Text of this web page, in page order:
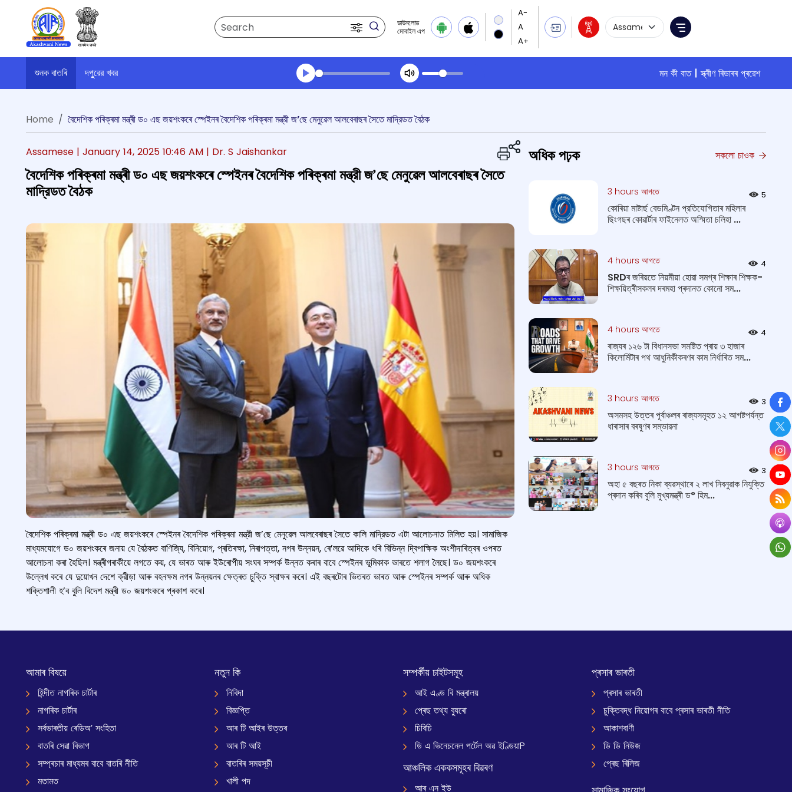
Search
ডাউনলোড
মোবাইল এপ
Language Selection
Menu
শুনক বাতৰি দপুুরের খবর মন কী বাত
স্ক্ৰীণ ৰিডাৰৰ প্ৰৱেশ
Transcript summary
Home
বৈদেশিক পৰিক্ৰমা মন্ত্ৰী ড০ এছ জয়শংকৰে স্পেইনৰ বৈদেশিক পৰিক্ৰমা মন্ত্রী জ’ছে মেনুৱেল আলবেৰাছৰ সৈতে মাদ্রিডত বৈঠক
Assamese | January 14, 2025 10:46 AM | Dr. S Jaishankar
বৈদেশিক পৰিক্ৰমা মন্ত্ৰী ড০ এছ জয়শংকৰে স্পেইনৰ বৈদেশিক পৰিক্ৰমা মন্ত্রী জ’ছে মেনুৱেল আলবেৰাছৰ সৈতে
মাদ্রিডত বৈঠক
বৈদেশিক পৰিক্ৰমা মন্ত্ৰী ড০ এছ জয়শংকৰে স্পেইনৰ বৈদেশিক পৰিক্ৰমা মন্ত্রী জ’ছে মেনুৱেল আলবেৰাছৰ সৈতে কালি মাদ্রিডত এটা আলোচনাত মিলিত হয়। সামাজিক
মাধ্যমযোগে ড০ জয়শংকৰে জনায় যে বৈঠকত বাণিজ্যি, বিনিয়োগ, প্ৰতিৰক্ষা, নিৰাপত্তা, নগৰ উন্নয়ন, ৰে’লৱে আদিকে ধৰি বিভিন্ন দ্বিপাক্ষিক অংশীদাৰিত্বৰ ওপৰত
আলোচনা কৰা হৈছিল। মন্ত্ৰীগৰাকীয়ে লগতে কয়, যে ভাৰত আৰু ইউৰোপীয় সংঘৰ সম্পর্ক উন্নত কৰাৰ বাবে স্পেইনৰ ভূমিকাক ভাৰতে শলাগ লৈছে। ড০ জয়শংকৰে
উল্লেখ কৰে যে দুয়োখন দেশে ক্রীড়া আৰু বহনক্ষম নগৰ উন্নয়নৰ ক্ষেত্ৰত চুক্তি স্বাক্ষৰ কৰে। এই বছৰটোৰ ভিতৰত ভাৰত আৰু স্পেইনৰ সম্পৰ্ক আৰু অধিক
শক্তিশালী হ’ব বুলি বিদেশ মন্ত্ৰী ড০ জয়শংকৰে প্ৰকাশ কৰে।
অধিক পঢ়ক সকলো চাওক
3 hours আগতে 5
কোৰিয়া মাষ্টাৰ্ছ বেডমিণ্টন প্রতিযোগিতাৰ মহিলাৰ
ছিংগছৰ কোৱাৰ্টাৰ ফাইনেলত অস্মিতা চলিহা ...
4 hours আগতে 4
SRDৰ জৰিয়তে নিয়মীয়া হোৱা সমগ্ৰ শিক্ষাৰ শিক্ষক-
শিক্ষয়িত্ৰীসকলৰ দৰমহা প্ৰদানত কোনো সম...
4 hours আগতে 4
ৰাজ্যৰ ১২৬ টা বিধানসভা সমষ্টিত প্ৰায় ৩ হাজাৰ
কিলোমিটাৰ পথ আধুনিকীকৰণৰ কাম নিৰ্ধাৰিত সম...
3 hours আগতে 3
অসমসহ উত্তৰ পূৰ্বাঞ্চলৰ ৰাজ্যসমূহত ১২ আগষ্টপর্যন্ত
ধাৰাসাৰ বৰষুণৰ সম্ভাৱনা
3 hours আগতে 3
অহা ৫ বছৰত নিকা ব্যৱস্থাৰে ২ লাখ নিবনুৱাক নিযুক্তি
প্ৰদান কৰিব বুলি মুখ্যমন্ত্ৰী ড° হিম...
আমাৰ বিষয়ে
হিন্দীত নাগৰিক চাৰ্টাৰ
নাগৰিক চাৰ্টাৰ
সৰ্বভাৰতীয় ৰেডিঅ’ সংহিতা
বাতৰি সেৱা বিভাগ
সম্প্ৰচাৰ মাধ্যমৰ বাবে বাতৰি নীতি
মতামত
নতুন কি
নিবিদা
বিজ্ঞপ্তি
আৰ টি আইৰ উত্তৰ
আৰ টি আই
বাতৰিৰ সময়সূচী
খালী পদ
সম্পৰ্কীয় চাইটসমূহ
আই এণ্ড বি মন্ত্ৰালয়
প্ৰেছ তথ্য ব্যুৰো
চিবিচি
ডি এ ভিনেচনেল পৰ্টেল অৱ ইণ্ডিয়াP
আঞ্চলিক এককসমূহৰ বিৱৰণ
আৰ এন ইউ
প্ৰসাৰ ভাৰতী
প্ৰসাৰ ভাৰতী
চুক্তিবদ্ধ নিয়োগৰ বাবে প্ৰসাৰ ভাৰতী নীতি
আকাশবাণী
ডি ডি নিউজ
প্ৰেছ ৰিলিজ